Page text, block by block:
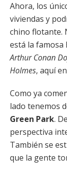
Ahora, los
viviendas y
chino flotante.
está la
Arthur Conan
Holmes, aquí
Como ya
lado tenemos
Green Park.
perspectiva
También se
que la gente